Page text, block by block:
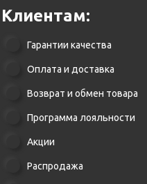
Клиентам:
Гарантии качества
Оплата и доставка
Возврат и обмен товара
Программа лояльности
Акции
Распродажа